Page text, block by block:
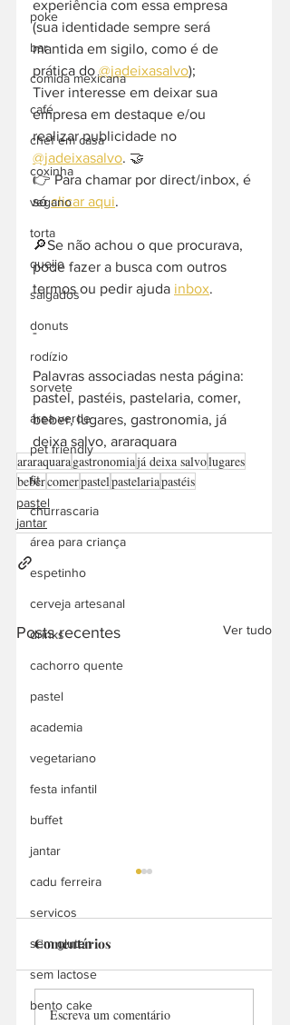
poke
bar
comida mexicana
café
chef em casa
coxinha
vegano
torta
queijo
salgados
donuts
rodízio
sorvete
área verde
pet friendly
fit
churrascaria
área para criança
espetinho
cerveja artesanal
drinks
cachorro quente
pastel
academia
vegetariano
festa infantil
buffet
jantar
cadu ferreira
servicos
sem gluten
sem lactose
bento cake
experiência com essa empresa
(sua identidade sempre será
mantida em sigilo, como é de
prática do @jadeixasalvo);
Tiver interesse em deixar sua
empresa em destaque e/ou
realizar publicidade no
@jadeixasalvo. 🤝
👉 Para chamar por direct/inbox, é
só clicar aqui.
🔎Se não achou o que procurava,
pode fazer a busca com outros
termos ou pedir ajuda inbox.
-
Palavras associadas nesta página:
pastel, pastéis, pastelaria, comer,
beber, lugares, gastronomia, já
deixa salvo, araraquara
araraquaragastronomiajá deixa salvolugares
bebercomerpastelpastelariapastéis
pastel
jantar
Posts recentes Ver tudo
Barão Pastelaria
Comentários
Escreva um comentário